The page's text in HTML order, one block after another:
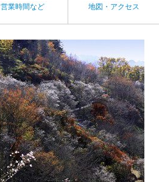
営業時間など 地図・アクセス